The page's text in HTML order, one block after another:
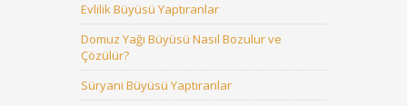
Evlilik Büyüsü Yaptıranlar
Domuz Yağı Büyüsü Nasıl Bozulur ve
Çözülür?
Süryani Büyüsü Yaptıranlar